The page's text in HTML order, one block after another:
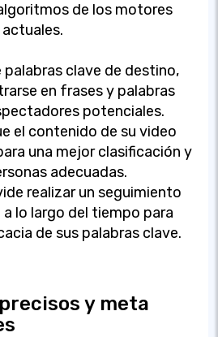
de los motores
palabras clave de destino,
en frases y palabras
potenciales.
el contenido de su video
una mejor clasificación y
adecuadas.
realizar un seguimiento
lo largo del tiempo para
de sus palabras clave.
y meta